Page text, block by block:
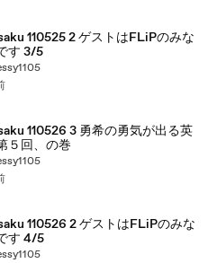
110525 2 ゲストはFLiPのみな
す 3/5
110526 3 勇希の勇気が出る英
５回、の巻
110526 2 ゲストはFLiPのみな
す 4/5